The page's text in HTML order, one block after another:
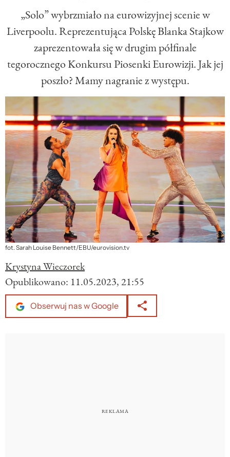
„Solo” wybrzmiało na eurowizyjnej scenie w
Liverpoolu. Reprezentująca Polskę Blanka Stajkow
zaprezentowała się w drugim półfinale
tegorocznego Konkursu Piosenki Eurowizji. Jak jej
poszło? Mamy nagranie z występu.
fot. Sarah Louise Bennett/EBU/eurovision.tv
Krystyna Wieczorek
Opublikowano: 11.05.2023, 21:55
Obserwuj nas w Google